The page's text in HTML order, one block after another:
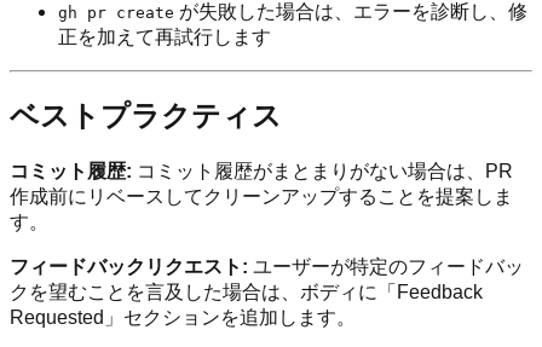
gh pr create が失敗した場合は、エラーを診断し、修
正を加えて再試行します
ベストプラクティス
コミット履歴: コミット履歴がまとまりがない場合は、PR
作成前にリベースしてクリーンアップすることを提案しま
す。
フィードバックリクエスト: ユーザーが特定のフィードバッ
クを望むことを言及した場合は、ボディに「Feedback
Requested」セクションを追加します。